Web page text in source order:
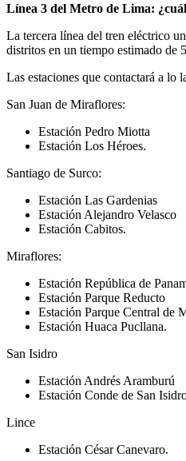
Línea 3 del Metro de Lima: ¿cuál
La tercera línea del tren eléctrico
distritos en un tiempo estimado de
Las estaciones que contactará a lo
San Juan de Miraflores:
Estación Pedro Miotta
Estación Los Héroes.
Santiago de Surco:
Estación Las Gardenias
Estación Alejandro Velasco
Estación Cabitos.
Miraflores:
Estación República de
Estación Parque Reducto
Estación Parque Central de
Estación Huaca Pucllana.
San Isidro
Estación Andrés Aramburú
Estación Conde de San
Lince
Estación César Canevaro.